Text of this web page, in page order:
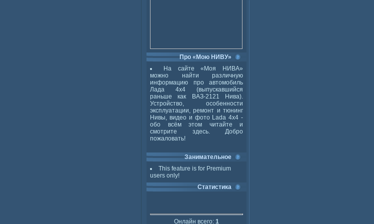
Про «Мою НИВУ»
На сайте «Моя НИВА»
можно найти различную
информацию про автомобиль
Лада 4x4 (выпускавшийся
раньше как ВАЗ-2121 Нива).
Устройство, особенности
эксплуатации, ремонт и тюнинг
Нивы, видео и фото Lada 4x4 -
обо всём этом читайте и
смотрите здесь. Добро
пожаловать!
Занимательное
This feature is for Premium
users only!
Статистика
Онлайн всего: 1